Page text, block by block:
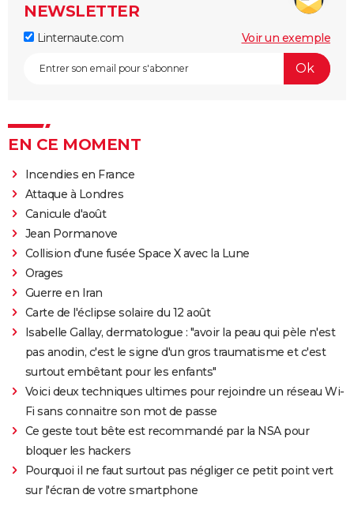
NEWSLETTER
Linternaute.com Voir un exemple
EN CE MOMENT
Incendies en France
Attaque à Londres
Canicule d'août
Jean Pormanove
Collision d'une fusée Space X avec la Lune
Orages
Guerre en Iran
Carte de l'éclipse solaire du 12 août
Isabelle Gallay, dermatologue : "avoir la peau qui pèle n'est
pas anodin, c'est le signe d'un gros traumatisme et c'est
surtout embêtant pour les enfants"
Voici deux techniques ultimes pour rejoindre un réseau Wi-
Fi sans connaitre son mot de passe
Ce geste tout bête est recommandé par la NSA pour
bloquer les hackers
Pourquoi il ne faut surtout pas négliger ce petit point vert
sur l'écran de votre smartphone